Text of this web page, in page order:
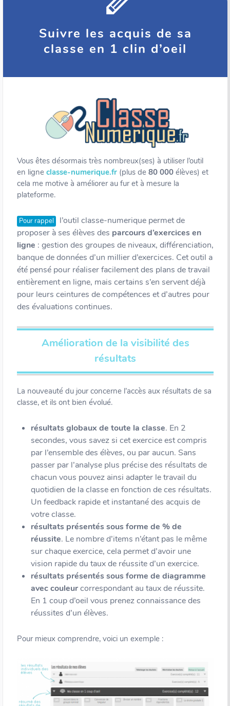
Suivre les acquis de sa
classe en 1 clin d’oeil
Vous êtes désormais très nombreux(ses) à utiliser l’outil
en ligne classe-numerique.fr (plus de 80 000 élèves) et
cela me motive à améliorer au fur et à mesure la
plateforme.
Pour rappel
l’outil classe-numerique permet de
proposer à ses élèves des parcours d’exercices en
ligne : gestion des groupes de niveaux, différenciation,
banque de données d’un millier d’exercices. Cet outil a
été pensé pour réaliser facilement des plans de travail
entièrement en ligne, mais certains s’en servent déjà
pour leurs ceintures de compétences et d’autres pour
des évaluations continues.
Amélioration de la visibilité des
résultats
La nouveauté du jour concerne l’accès aux résultats de sa
classe, et ils ont bien évolué.
résultats globaux de toute la classe. En 2
secondes, vous savez si cet exercice est compris
par l’ensemble des élèves, ou par aucun. Sans
passer par l’analyse plus précise des résultats de
chacun vous pouvez ainsi adapter le travail du
quotidien de la classe en fonction de ces résultats.
Un feedback rapide et instantané des acquis de
votre classe.
résultats présentés sous forme de % de
réussite. Le nombre d’items n’étant pas le même
sur chaque exercice, cela permet d’avoir une
vision rapide du taux de réussite d’un exercice.
résultats présentés sous forme de diagramme
avec couleurcorrespondant au taux de réussite.
En 1 coup d’oeil vous prenez connaissance des
réussites d’un élèves.
Pour mieux comprendre, voici un exemple :